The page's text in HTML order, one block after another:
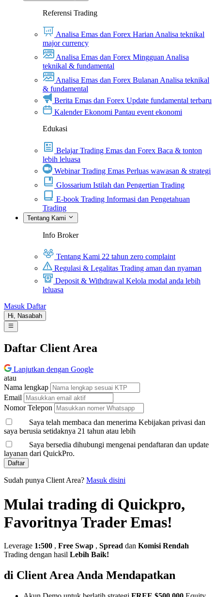
Referensi Trading
Analisa Emas dan Forex Harian Analisa teknikal
major currency
Analisa Emas dan Forex Mingguan Analisa
teknikal & fundamental
Analisa Emas dan Forex Bulanan Analisa teknikal
& fundamental
Berita Emas dan Forex Update fundamental terbaru
Kalender Ekonomi Pantau event ekonomi
Edukasi
Belajar Trading Emas dan Forex Baca & tonton
lebih leluasa
Webinar Trading Emas Perluas wawasan & strategi
Glossarium Istilah dan Pengertian Trading
E-book Trading Informasi dan Pengetahuan
Trading
Tentang Kami
Info Broker
Tentang Kami 22 tahun zero complaint
Regulasi & Legalitas Trading aman dan nyaman
Deposit & Withdrawal Kelola modal anda lebih
leluasa
Masuk Daftar
Hi, Nasabah
Daftar Client Area
Lanjutkan dengan Google
atau
Nama lengkap
Email
Nomor Telepon
Saya telah membaca dan menerima Kebijakan privasi dan
saya berusia setidaknya 21 tahun atau lebih
Saya bersedia dihubungi mengenai pendaftaran dan update
layanan dari QuickPro.
Daftar
Sudah punya Client Area? Masuk disini
Mulai trading di Quickpro,
Favoritnya Trader Emas!
Leverage 1:500 , Free Swap , Spread dan Komisi Rendah
Trading dengan hasil Lebih Baik!
di Client Area Anda Mendapatkan